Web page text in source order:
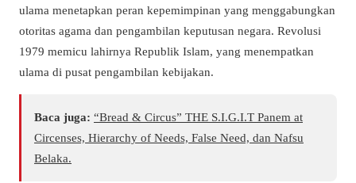
ulama menetapkan peran kepemimpinan yang menggabungkan
otoritas agama dan pengambilan keputusan negara. Revolusi
1979 memicu lahirnya Republik Islam, yang menempatkan
ulama di pusat pengambilan kebijakan.
Baca juga: “Bread & Circus” THE S.I.G.I.T Panem at
Circenses, Hierarchy of Needs, False Need, dan Nafsu
Belaka.